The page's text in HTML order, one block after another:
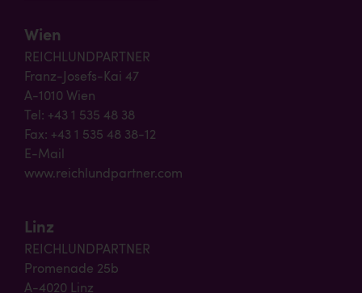
Wien
REICHLUNDPARTNER
Franz-Josefs-Kai 47
A-1010 Wien
Tel: +43 1 535 48 38
Fax: +43 1 535 48 38-12
E-Mail
www.reichlundpartner.com
Linz
REICHLUNDPARTNER
Promenade 25b
A-4020 Linz